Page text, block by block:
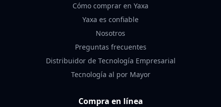
Cómo comprar en Yaxa
Yaxa es confiable
Nosotros
Preguntas frecuentes
Distribuidor de Tecnología Empresarial
Tecnología al por Mayor
Compra en línea